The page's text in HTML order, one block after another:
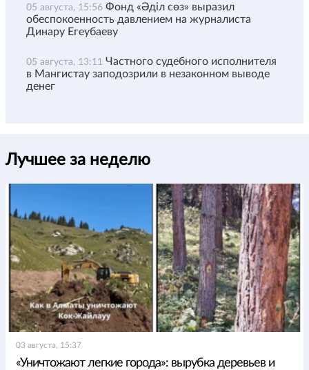
05 августа, 15:56 Фонд «Әділ сөз» выразил
обеспокоенность давлением на журналиста
Динару Егеубаеву
05 августа, 13:11 Частного судебного исполнителя
в Мангистау заподозрили в незаконном выводе
денег
Лучшее за неделю
03 августа, 15:37
«Уничтожают легкие города»: вырубка деревьев и